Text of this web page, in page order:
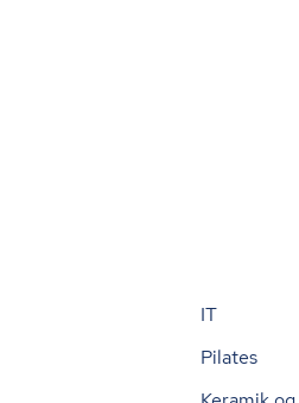
IT
Pilates